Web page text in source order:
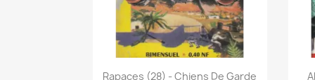
Pikakatselu
Rapaces (28) - Chiens De Garde